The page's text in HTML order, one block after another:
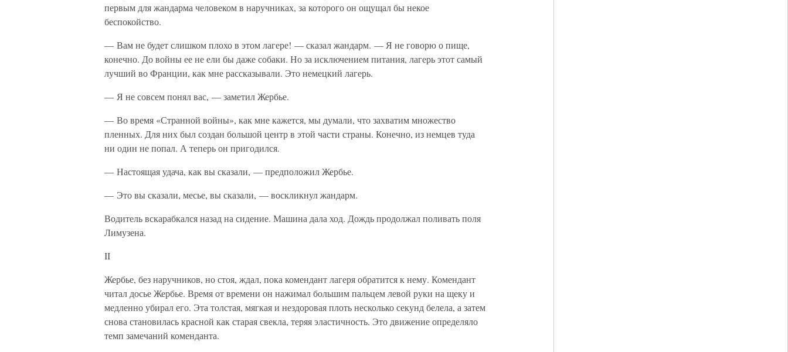
первым для жандарма человеком в наручниках, за которого он ощущал бы некое
беспокойство.
— Вам не будет слишком плохо в этом лагере! — сказал жандарм. — Я не говорю о пище,
конечно. До войны ее не ели бы даже собаки. Но за исключением питания, лагерь этот самый
лучший во Франции, как мне рассказывали. Это немецкий лагерь.
— Я не совсем понял вас, — заметил Жербье.
— Во время «Странной войны», как мне кажется, мы думали, что захватим множество
пленных. Для них был создан большой центр в этой части страны. Конечно, из немцев туда
ни один не попал. А теперь он пригодился.
— Настоящая удача, как вы сказали, — предположил Жербье.
— Это вы сказали, месье, вы сказали, — воскликнул жандарм.
Водитель вскарабкался назад на сидение. Машина дала ход. Дождь продолжал поливать поля
Лимузена.
II
Жербье, без наручников, но стоя, ждал, пока комендант лагеря обратится к нему. Комендант
читал досье Жербье. Время от времени он нажимал большим пальцем левой руки на щеку и
медленно убирал его. Эта толстая, мягкая и нездоровая плоть несколько секунд белела, а затем
снова становилась красной как старая свекла, теряя эластичность. Это движение определяло
темп замечаний коменданта.